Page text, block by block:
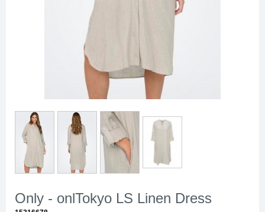
Only - onlTokyo LS Linen Dress